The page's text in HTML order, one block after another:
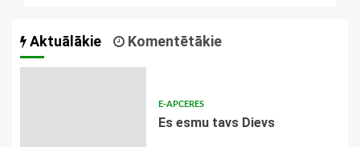
Aktuālākie Komentētākie
E-APCERES
Es esmu tavs Dievs